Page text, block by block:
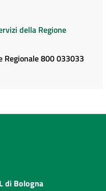
della Regione
Regionale 800 033033
di Bologna